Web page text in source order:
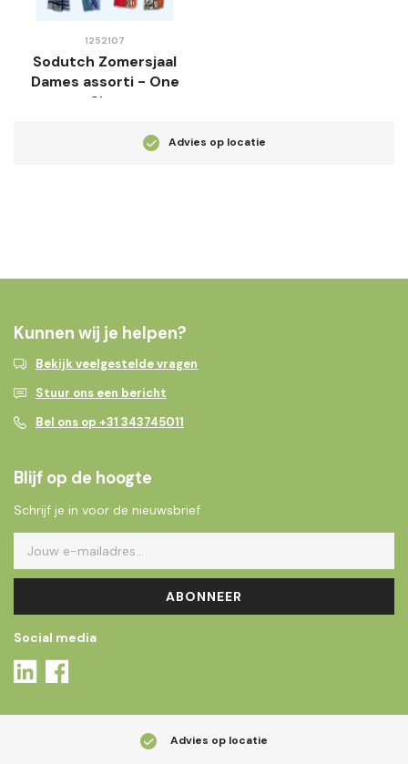
1252107
Sodutch Zomersjaal
Dames assorti - One
Size
Advies op locatie
Kunnen wij je helpen?
Bekijk veelgestelde vragen
Stuur ons een bericht
Bel ons op +31 343745011
Blijf op de hoogte
Schrijf je in voor de nieuwsbrief
ABONNEER
Social media
Advies op locatie